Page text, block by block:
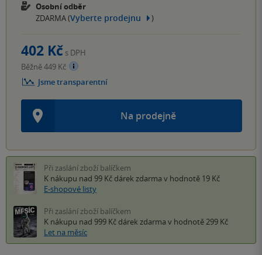
Osobní odběr
ZDARMA (Vyberte prodejnu )
Na prodejně
402 Kč s DPH
Běžně 449 Kč
Jsme transparentní
Při zaslání zboží balíčkem
K nákupu nad 99 Kč dárek zdarma v hodnotě 19 Kč
E-shopové listy
Při zaslání zboží balíčkem
K nákupu nad 999 Kč dárek zdarma v hodnotě 299 Kč
Let na měsíc